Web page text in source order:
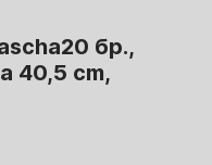
20 бр.,
40,5 cm,